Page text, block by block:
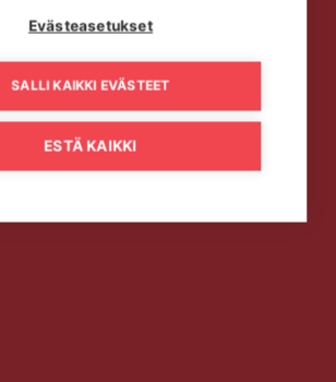
Evästeasetukset
SALLI KAIKKI EVÄSTEET
ESTÄ KAIKKI